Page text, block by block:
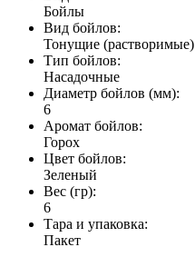
Бойлы
Вид бойлов:
Тонущие (растворимые)
Тип бойлов:
Насадочные
Диаметр бойлов (мм):
6
Аромат бойлов:
Горох
Цвет бойлов:
Зеленый
Вес (гр):
6
Тара и упаковка:
Пакет